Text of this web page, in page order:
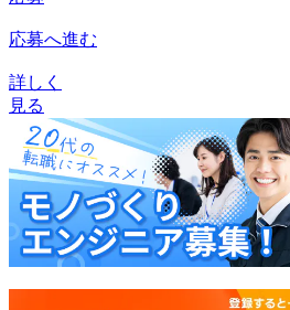
応募へ進む
詳しく
見る